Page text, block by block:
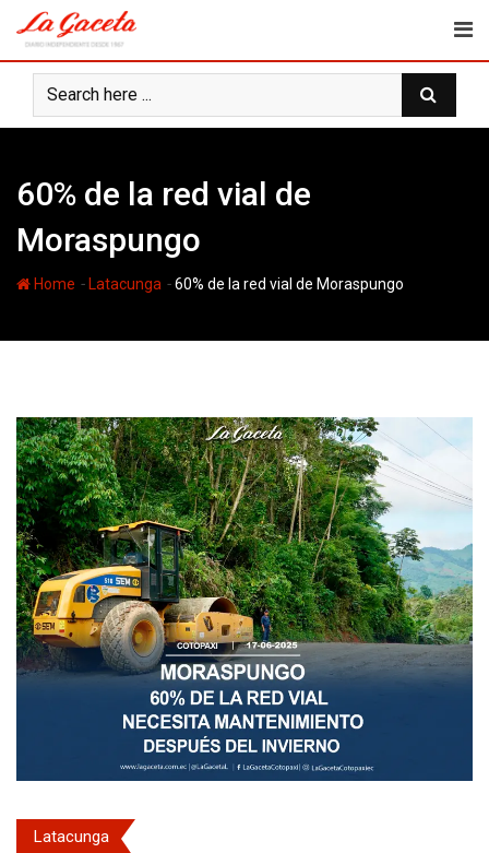
content
60% de la red vial de
Moraspungo
Home - Latacunga -60% de la red vial de Moraspungo
Latacunga